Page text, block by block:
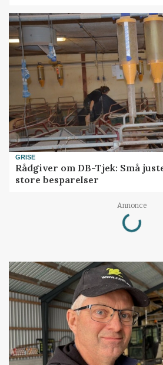
GRISE
Rådgiver om DB-Tjek: Små
store besparelser
Annonce
Loading...